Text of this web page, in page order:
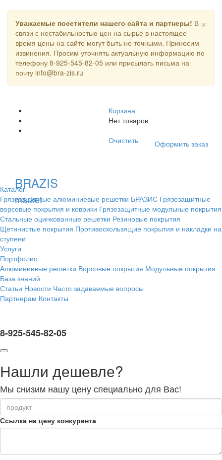
×
Уважаемые посетители нашего сайта и партнеры! В
связи с нестабильностью цен на сырье в настоящее
время цены на сайте могут быть не точными. Приносим
извинения. Просим уточнять актуальную информацию по
телефону 8-925-545-82-05 или присылать письма на
почту info@bra-zis.ru
Корзина
Нет товаров
Очистить
Оформить заказ
BRAZIS
market
Каталог
Грязезащитные алюминиевые решетки БРАЗИС Грязезащитные
ворсовые покрытия и коврики Грязезащитные модульные покрытия
Стальные оцинкованные решетки Резиновые покрытия
Щетинистые покрытия Противоскользящие покрытия и накладки на
ступени
Услуги
Портфолио
Алюминиевые решетки Ворсовые покрытия Модульные покрытия
База знаний
Статьи Новости Часто задаваемые вопросы
Партнерам Контакты
8-925-545-82-05
Нашли дешевле?
Мы снизим нашу цену специально для Вас!
Ссылка на цену конкурента